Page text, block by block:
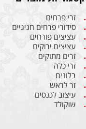
זרי פרחים
סידורי פרחים חגיגיים
עציצים פורחים
עציצים ירוקים
זרים מתוקים
זרי כלה
בלונים
זר לראש
עיצוב לכנסים
שוקולד